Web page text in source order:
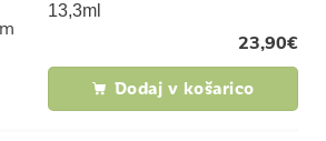
13,3ml
23,90€
Dodaj v košarico